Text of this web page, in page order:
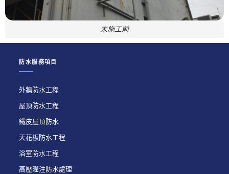
未施工前
防水服務項目
外牆防水工程
屋頂防水工程
鐵皮屋頂防水
天花板防水工程
浴室防水工程
高壓灌注防水處理